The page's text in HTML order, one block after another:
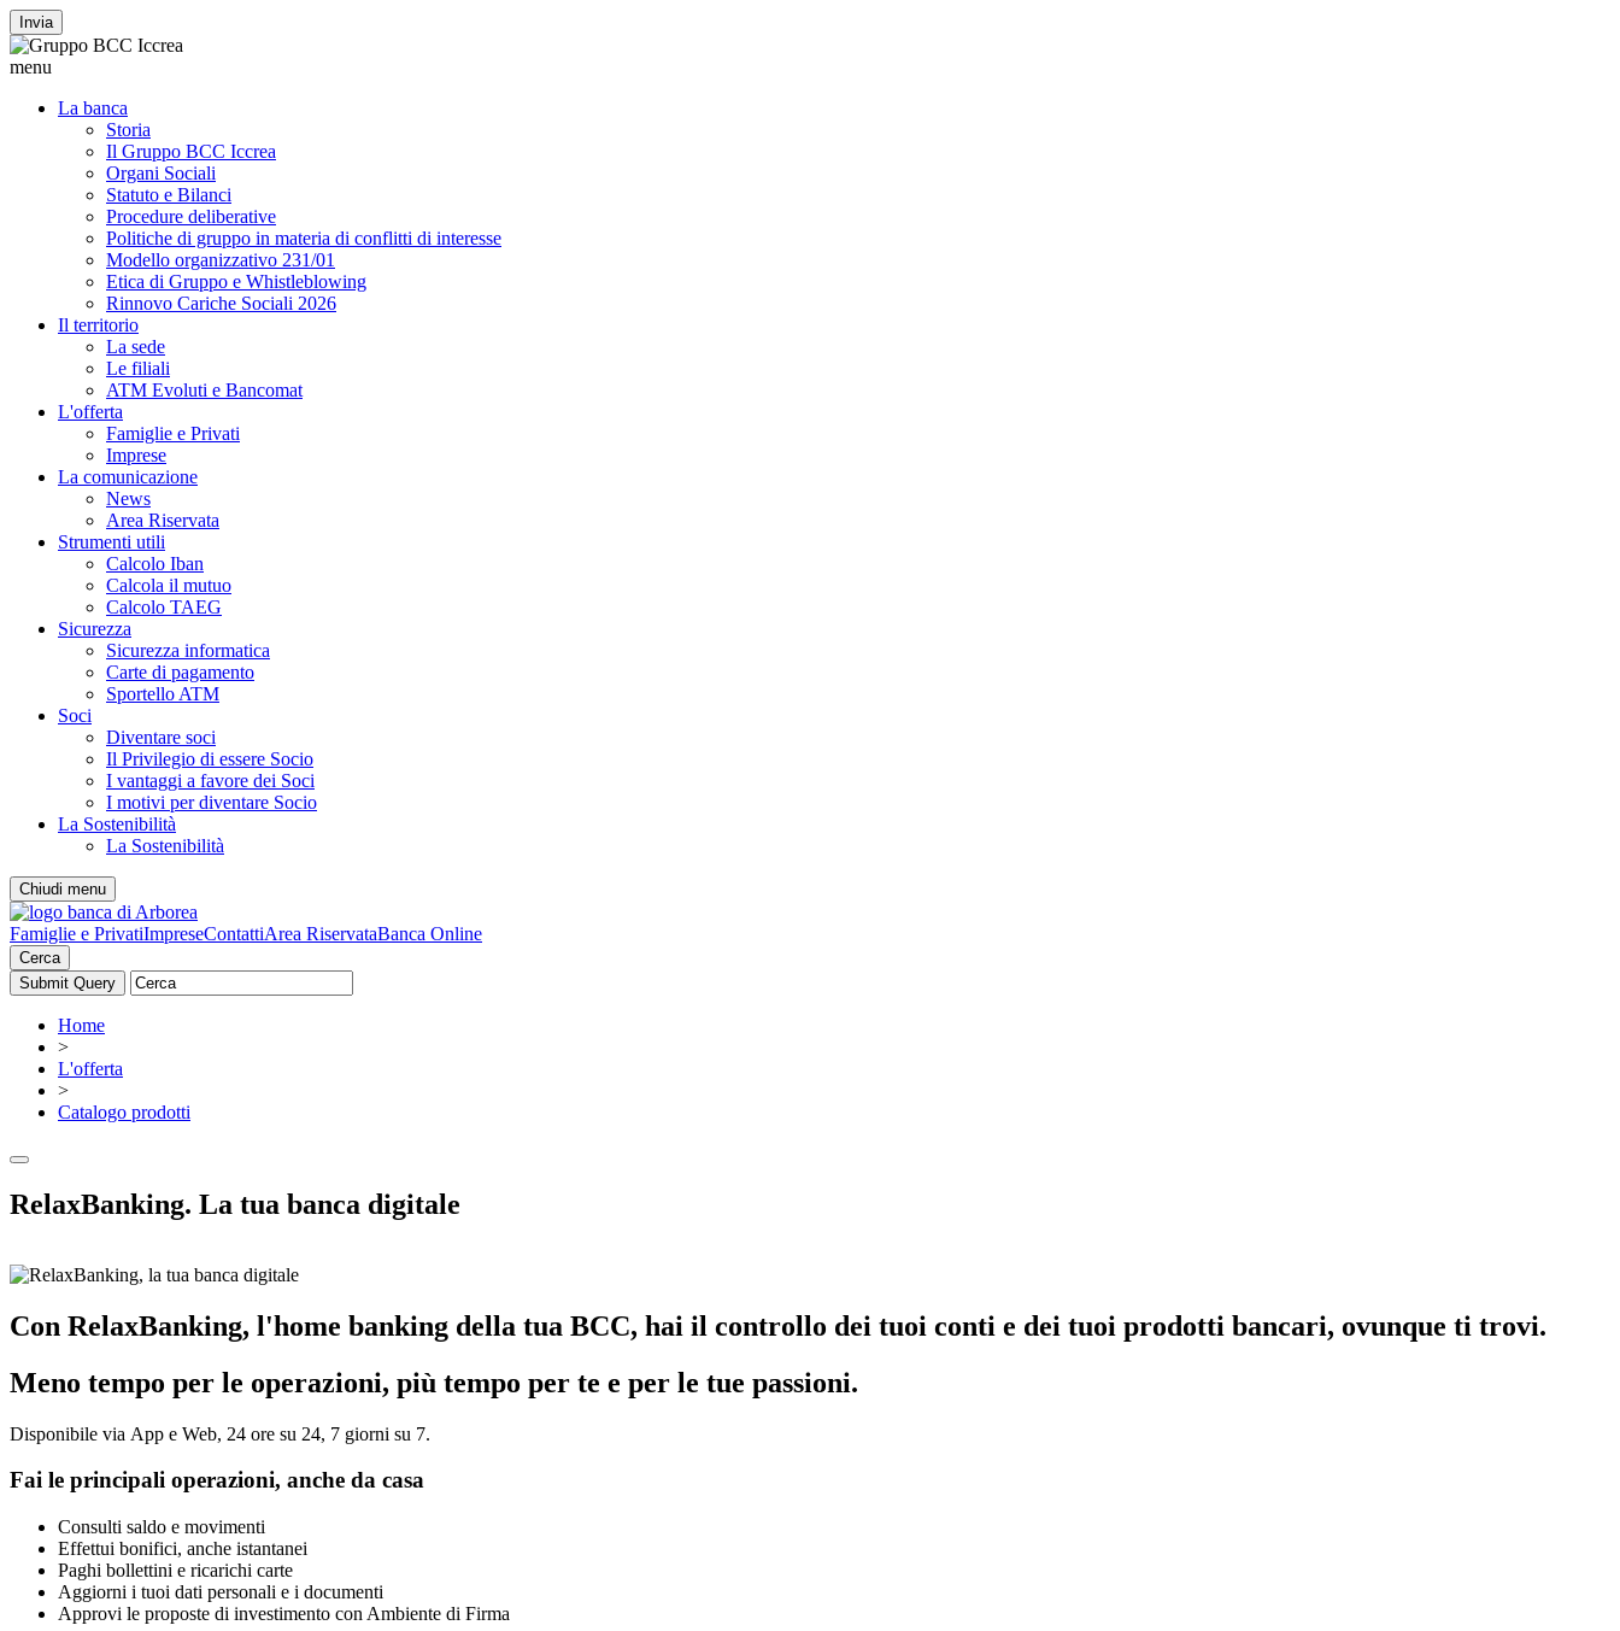
Invia
menu
La banca
Storia
Il Gruppo BCC Iccrea
Organi Sociali
Statuto e Bilanci
Procedure deliberative
Politiche di gruppo in materia di conflitti di interesse
Modello organizzativo 231/01
Etica di Gruppo e Whistleblowing
Rinnovo Cariche Sociali 2026
Il territorio
La sede
Le filiali
ATM Evoluti e Bancomat
L'offerta
Famiglie e Privati
Imprese
La comunicazione
News
Area Riservata
Strumenti utili
Calcolo Iban
Calcola il mutuo
Calcolo TAEG
Sicurezza
Sicurezza informatica
Carte di pagamento
Sportello ATM
Soci
Diventare soci
Il Privilegio di essere Socio
I vantaggi a favore dei Soci
I motivi per diventare Socio
La Sostenibilità
La Sostenibilità
Chiudi menu
Famiglie e PrivatiImpreseContattiArea RiservataBanca Online
Cerca
Home
>
L'offerta
>
Catalogo prodotti
RelaxBanking. La tua banca digitale
Con RelaxBanking, l'home banking della tua BCC, hai il controllo dei tuoi conti e dei tuoi prodotti bancari, ovunque ti trovi.
Meno tempo per le operazioni, più tempo per te e per le tue passioni.
Disponibile via App e Web, 24 ore su 24, 7 giorni su 7.
Fai le principali operazioni, anche da casa
Consulti saldo e movimenti
Effettui bonifici, anche istantanei
Paghi bollettini e ricarichi carte
Aggiorni i tuoi dati personali e i documenti
Approvi le proposte di investimento con Ambiente di Firma